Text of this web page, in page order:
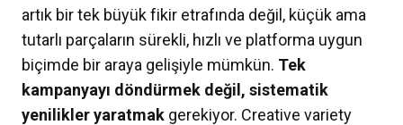
artık bir tek büyük fikir etrafında değil, küçük ama
tutarlı parçaların sürekli, hızlı ve platforma uygun
biçimde bir araya gelişiyle mümkün. Tek
kampanyayı döndürmek değil, sistematik
yenilikler yaratmak gerekiyor. Creative variety